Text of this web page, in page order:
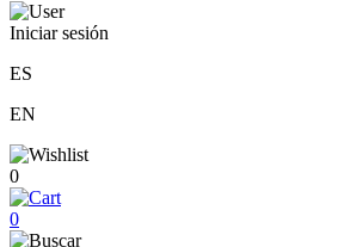
Iniciar sesión
ES
EN
0
0